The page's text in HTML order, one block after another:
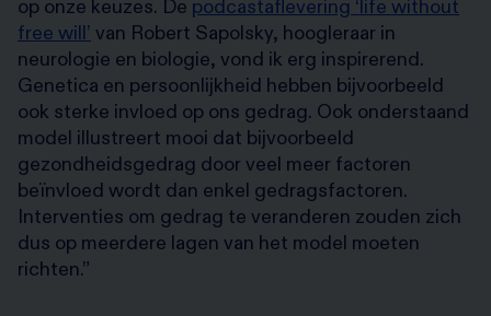
op onze keuzes. De podcastaflevering ‘life without
free will’ van Robert Sapolsky, hoogleraar in
neurologie en biologie, vond ik erg inspirerend.
Genetica en persoonlijkheid hebben bijvoorbeeld
ook sterke invloed op ons gedrag. Ook onderstaand
model illustreert mooi dat bijvoorbeeld
gezondheidsgedrag door veel meer factoren
beïnvloed wordt dan enkel gedragsfactoren.
Interventies om gedrag te veranderen zouden zich
dus op meerdere lagen van het model moeten
richten.”